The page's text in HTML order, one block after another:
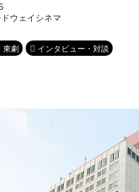
ウェイシネマ
東劇 インタビュー・対談